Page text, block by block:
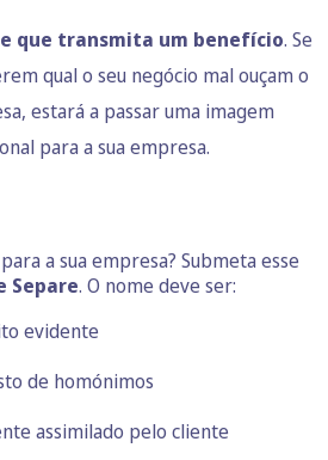
que transmita um benefício. Se
qual o seu negócio mal ouçam o
estará a passar uma imagem
para a sua empresa.
a sua empresa? Submeta esse
Separe. O nome deve ser:
evidente
de homónimos
assimilado pelo cliente